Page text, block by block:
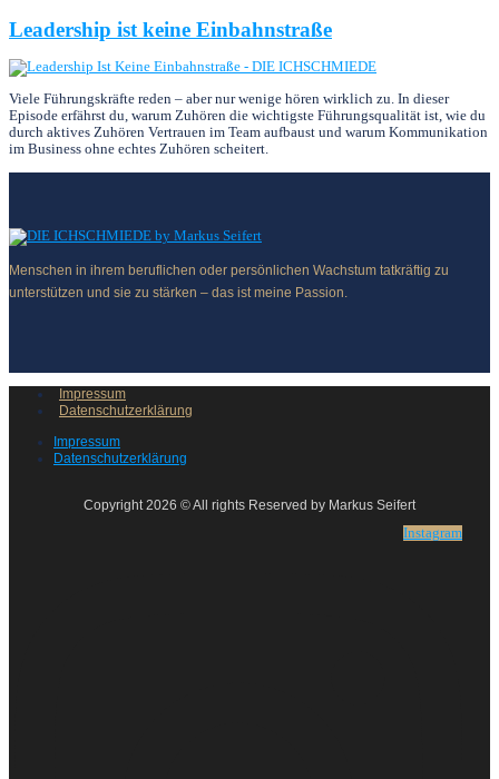
Leadership ist keine Einbahnstraße
Viele Führungskräfte reden – aber nur wenige hören wirklich zu. In dieser
Episode erfährst du, warum Zuhören die wichtigste Führungsqualität ist, wie du
durch aktives Zuhören Vertrauen im Team aufbaust und warum Kommunikation
im Business ohne echtes Zuhören scheitert.
Menschen in ihrem beruflichen oder persönlichen Wachstum tatkräftig zu
unterstützen und sie zu stärken – das ist meine Passion.
Impressum
Datenschutzerklärung
Impressum
Datenschutzerklärung
Copyright 2026 © All rights Reserved by Markus Seifert
Instagram